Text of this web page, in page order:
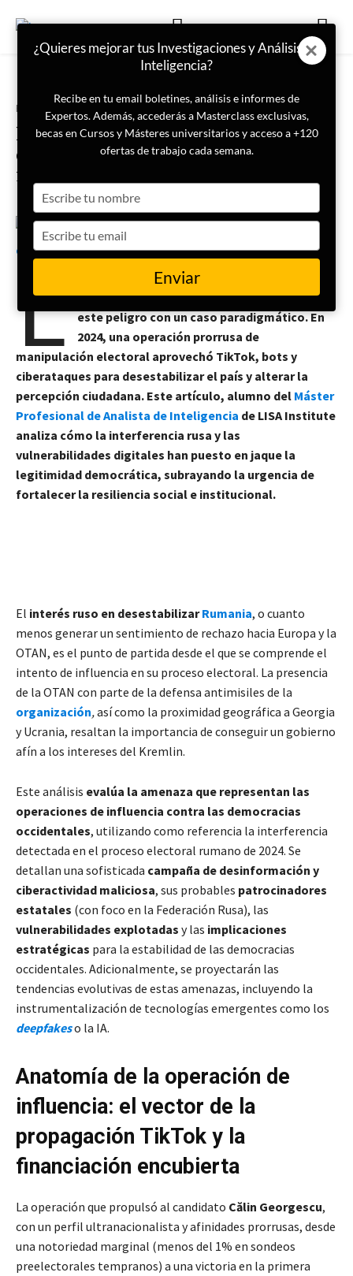
Portada
La desinformación y las
democracias occidentales: el caso
rumano
Álvaro C.I
L
a desinformación digital amenaza a las
democracias occidentales, y Rumanía ilustra
este peligro con un caso paradigmático. En
2024, una operación prorrusa de
manipulación electoral aprovechó TikTok, bots y
ciberataques para desestabilizar el país y alterar la
percepción ciudadana. Este artículo, alumno del Máster
Profesional de Analista de Inteligencia de LISA Institute
analiza cómo la interferencia rusa y las
vulnerabilidades digitales han puesto en jaque la
legitimidad democrática, subrayando la urgencia de
fortalecer la resiliencia social e institucional.
El interés ruso en desestabilizarRumania, o cuanto
menos generar un sentimiento de rechazo hacia Europa y la
OTAN, es el punto de partida desde el que se comprende el
intento de influencia en su proceso electoral. La presencia
de la OTAN con parte de la defensa antimisiles de la
organización,así como la proximidad geográfica a Georgia
y Ucrania, resaltan la importancia de conseguir un gobierno
afín a los intereses del Kremlin.
Este análisis evalúa la amenaza que representan las
operaciones de influencia contra las democracias
occidentales, utilizando como referencia la interferencia
detectada en el proceso electoral rumano de 2024. Se
detallan una sofisticada campaña de desinformación y
ciberactividad maliciosa, sus probables patrocinadores
estatales (con foco en la Federación Rusa), las
vulnerabilidades explotadas y las implicaciones
estratégicas para la estabilidad de las democracias
occidentales. Adicionalmente, se proyectarán las
tendencias evolutivas de estas amenazas, incluyendo la
instrumentalización de tecnologías emergentes como los
deepfakeso la IA.
Anatomía de la operación de
influencia: el vector de la
propagación TikTok y la
financiación encubierta
La operación que propulsó al candidato Călin Georgescu,
con un perfil ultranacionalista y afinidades prorrusas, desde
una notoriedad marginal (menos del 1% en sondeos
preelectorales tempranos) a una victoria en la primera
¿Quieres mejorar tus Investigaciones y Análisis de
Inteligencia?
Recibe en tu email boletines, análisis e informes de
Expertos. Además, accederás a Masterclass exclusivas,
becas en Cursos y Másteres universitarios y acceso a +120
ofertas de trabajo cada semana.
your
name
your
email
Enviar